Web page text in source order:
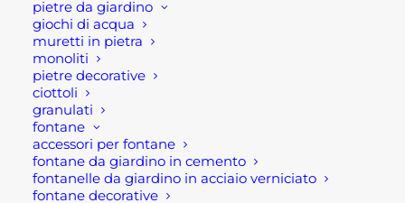
pietre da giardino
giochi di acqua
muretti in pietra
monoliti
pietre decorative
ciottoli
granulati
fontane
accessori per fontane
fontane da giardino in cemento
fontanelle da giardino in acciaio verniciato
fontane decorative
seguente per ottenere
informazioni sui nostri
prodotti.
Siamo qui per aiutarti! Compila il modulo qui sotto
e il nostro team ti risponderà il prima possibile.
Che si tratti di informazioni sui prodotti, consigli